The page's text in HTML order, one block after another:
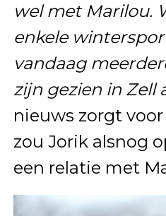
wel met Marilou.
enkele
vandaag
zijn gezien in Zell
nieuws zorgt
zou Jorik alsnog
een relatie met